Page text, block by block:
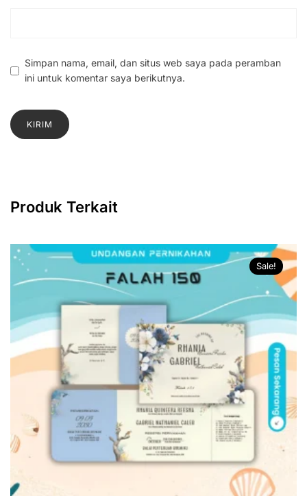
Simpan nama, email, dan situs web saya pada peramban
ini untuk komentar saya berikutnya.
Produk Terkait
Sale!